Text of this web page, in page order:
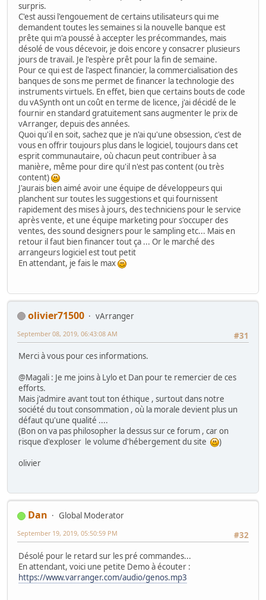
surpris.
C'est aussi l'engouement de certains utilisateurs qui me
demandent toutes les semaines si la nouvelle banque est
prête qui m'a poussé à accepter les précommandes, mais
désolé de vous décevoir, je dois encore y consacrer plusieurs
jours de travail. Je l'espère prêt pour la fin de semaine.
Pour ce qui est de l'aspect financier, la commercialisation des
banques de sons me permet de financer la technologie des
instruments virtuels. En effet, bien que certains bouts de code
du vASynth ont un coût en terme de licence, j'ai décidé de le
fournir en standard gratuitement sans augmenter le prix de
vArranger, depuis des années.
Quoi qu'il en soit, sachez que je n'ai qu'une obsession, c'est de
vous en offrir toujours plus dans le logiciel, toujours dans cet
esprit communautaire, où chacun peut contribuer à sa
manière, même pour dire qu'il n'est pas content (ou très
content)
J'aurais bien aimé avoir une équipe de développeurs qui
planchent sur toutes les suggestions et qui fournissent
rapidement des mises à jours, des techniciens pour le service
après vente, et une équipe marketing pour s'occuper des
ventes, des sound designers pour le sampling etc... Mais en
retour il faut bien financer tout ça ... Or le marché des
arrangeurs logiciel est tout petit
En attendant, je fais le max
olivier71500
vArranger
#31
September 08, 2019, 06:43:08 AM
Merci à vous pour ces informations.
@Magali : Je me joins à Lylo et Dan pour te remercier de ces
efforts.
Mais j'admire avant tout ton éthique , surtout dans notre
société du tout consommation , où la morale devient plus un
défaut qu'une qualité ....
(Bon on va pas philosopher la dessus sur ce forum , car on
risque d'exploser le volume d'hébergement du site
)
olivier
Dan
Global Moderator
#32
September 19, 2019, 05:50:59 PM
Désolé pour le retard sur les pré commandes...
En attendant, voici une petite Demo à écouter :
https://www.varranger.com/audio/genos.mp3